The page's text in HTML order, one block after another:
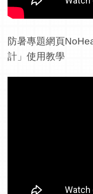
防暑專題網頁
計」使用教學